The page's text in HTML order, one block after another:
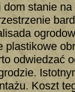
stanie na
plastikowe
odwiedzać
Koszt